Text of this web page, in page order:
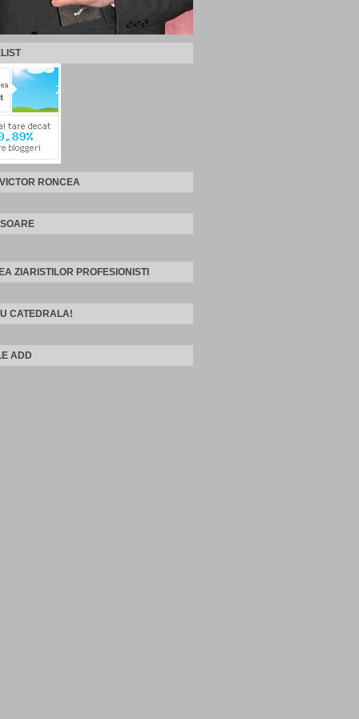
RONCEA
ZIARISTILOR PROFESIONISTI
CATEDRALA!
ADD